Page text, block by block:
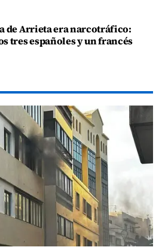
de Arrieta era narcotráfico:
tres españoles y un francés